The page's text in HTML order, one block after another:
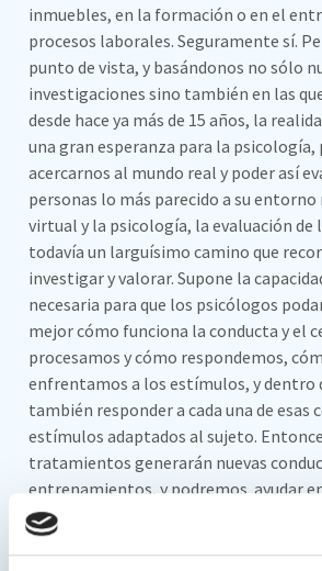
inmuebles, en la formación o en el
procesos laborales. Seguramente sí.
punto de vista, y basándonos no sólo
investigaciones sino también en las
desde hace ya más de 15 años, la
una gran esperanza para la psicología,
acercarnos al mundo real y poder así
personas lo más parecido a su entorno
virtual y la psicología, la evaluación de
todavía un larguísimo camino que
investigar y valorar. Supone la
necesaria para que los psicólogos
mejor cómo funciona la conducta y el
procesamos y cómo respondemos,
enfrentamos a los estímulos, y dentro
también responder a cada una de esas
estímulos adaptados al sujeto.
tratamientos generarán nuevas
entrenamientos, y podremos ayudar
a las personas de manera mucho más
seguimos investigando y creciendo